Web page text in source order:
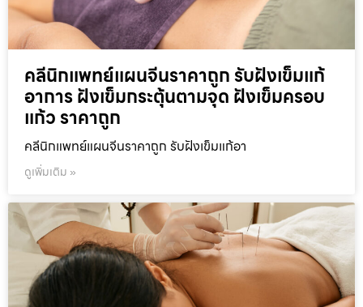
คลีนิกแพทย์แผนจีนราคาถูก รับฝังเข็มแก้
อาการ ฝังเข็มกระตุ้นตามจุด ฝังเข็มครอบ
แก้ว ราคาถูก
คลีนิกแพทย์แผนจีนราคาถูก รับฝังเข็มแก้อา
ดูเพิ่มเติม »